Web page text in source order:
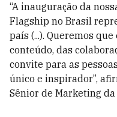
“A inauguração da
Flagship no Brasil
país (...). Queremos
conteúdo, das
convite para as
único e inspirador”,
Sênior de Marketing